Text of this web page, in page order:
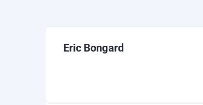
Eric Bongard